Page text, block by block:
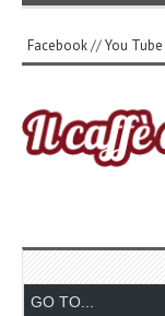
Facebook//You Tube